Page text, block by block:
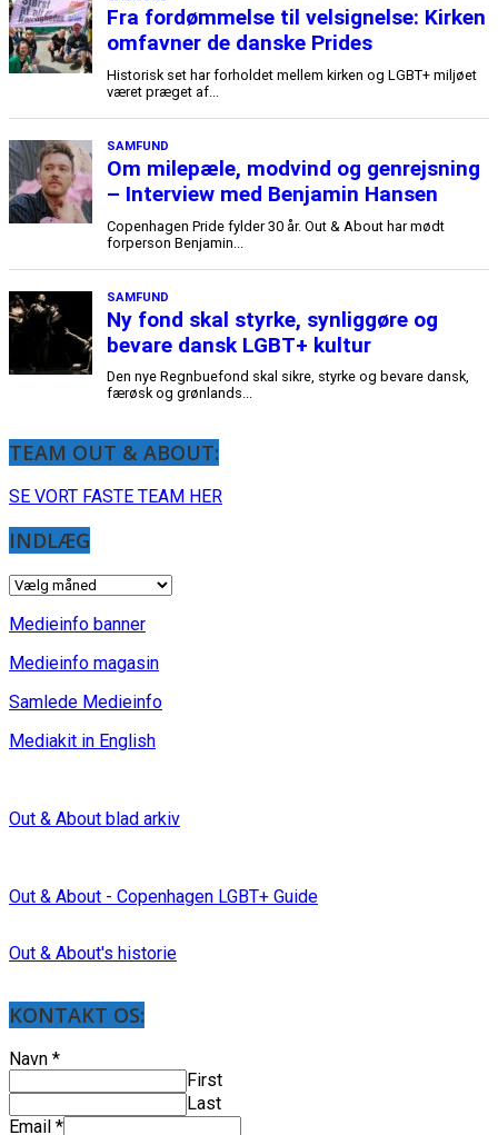
TEAM OUT & ABOUT:
SE VORT FASTE TEAM HER
INDLÆG
INDLÆG
Medieinfo banner
Medieinfo magasin
Samlede Medieinfo
Mediakit in English
Out & About blad arkiv
Out & About - Copenhagen LGBT+ Guide
Out & About's historie
KONTAKT OS:
Navn *
First
Last
Email *